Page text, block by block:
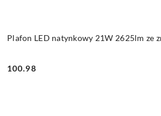
Plafon LED natynkowy 21W 2625lm ze
Cena:
100.98